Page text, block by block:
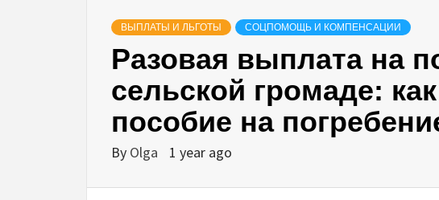
ВЫПЛАТЫ И ЛЬГОТЫ СОЦПОМОЩЬ И КОМПЕНСАЦИИ
Разовая выплата на
сельской громаде:
пособие на
By Olga 1 year ago